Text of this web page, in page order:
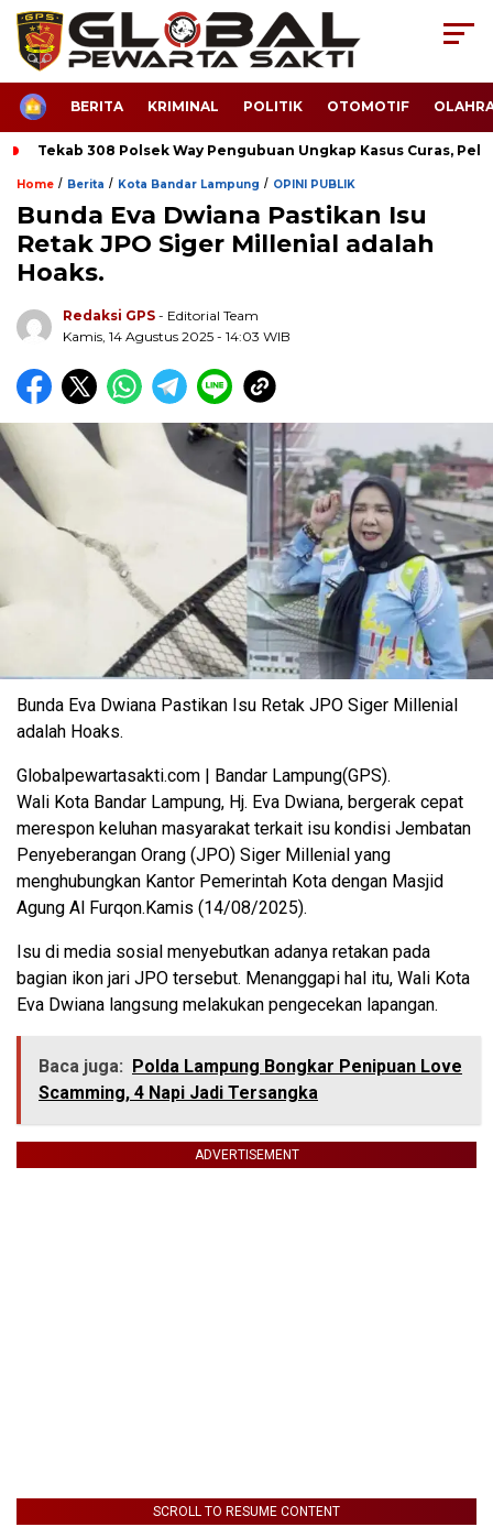
HOMEBERITA KRIMINAL POLITIK OTOMOTIF
Tekab 308 Polsek Way Pengubuan Ungkap Kasus Curas,
Home / Berita / Kota Bandar Lampung / OPINI PUBLIK
Bunda Eva Dwiana Pastikan Isu
Retak JPO Siger Millenial adalah
Hoaks.
Redaksi GPS - Editorial Team
Kamis, 14 Agustus 2025 - 14:03 WIB
Bunda Eva Dwiana Pastikan Isu Retak JPO Siger Millenial
adalah Hoaks.
Globalpewartasakti.com | Bandar Lampung(GPS).
Wali Kota Bandar Lampung, Hj. Eva Dwiana, bergerak cepat
merespon keluhan masyarakat terkait isu kondisi Jembatan
Penyeberangan Orang (JPO) Siger Millenial yang
menghubungkan Kantor Pemerintah Kota dengan Masjid
Agung Al Furqon.Kamis (14/08/2025).
Isu di media sosial menyebutkan adanya retakan pada
bagian ikon jari JPO tersebut. Menanggapi hal itu, Wali Kota
Eva Dwiana langsung melakukan pengecekan lapangan.
Baca juga: Polda Lampung Bongkar Penipuan Love
Scamming, 4 Napi Jadi Tersangka
ADVERTISEMENT
SCROLL TO RESUME CONTENT